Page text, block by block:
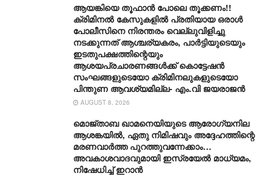
ആയങ്കിയെ തൂഫാൻ പോലെ തൂക്കണം!!
ക്രിമിനൽ കേസുകളിൽ പ്രതിയായ ഒരാൾ
പോലീസിനെ നിരന്തരം വെല്ലുവിളിച്ചു
നടക്കുന്നത് ആശ്ചര്യകരം, പാർട്ടിയുടെയും
ഇടതുപക്ഷത്തിന്റെയും
ആശയപ്രചാരണങ്ങൾക്ക് കൊട്ടേഷൻ
സംഘങ്ങളുടെയോ ക്രിമിനലുകളുടെയോ
പിന്തുണ ആവശ്യമില്ല- എം.വി ജയരാജൻ
AUGUST 8, 2026
മൊജ്താബ ഖാമനെയിയുടെ ആരോ​ഗ്യനില
ആശങ്കയിൽ, ഏതു നിമിഷവും അദ്ദേഹത്തിന്റെ
മരണവാർത്ത പുറത്തുവന്നേക്കാം…
അവകാശവാദവുമായി ഇസ്രയേൽ മാധ്യമം,
നിഷേധിച്ച് ഇറാൻ